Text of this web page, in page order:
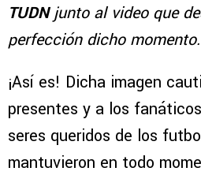
TUDNjunto al video que
perfección dicho momento.
¡Así es! Dicha imagen
presentes y a los
seres queridos de los
mantuvieron en todo